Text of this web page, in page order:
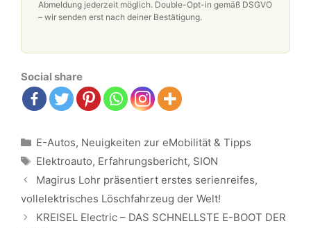
Abmeldung jederzeit möglich. Double-Opt-in gemäß DSGVO
– wir senden erst nach deiner Bestätigung.
Social share
Kategorien
E-Autos, Neuigkeiten zur eMobilität & Tipps
Schlagwörter
Elektroauto, Erfahrungsbericht, SION
Beitrags-
Navigation
Magirus Lohr präsentiert erstes serienreifes,
vollelektrisches Löschfahrzeug der Welt!
KREISEL Electric – DAS SCHNELLSTE E-BOOT DER